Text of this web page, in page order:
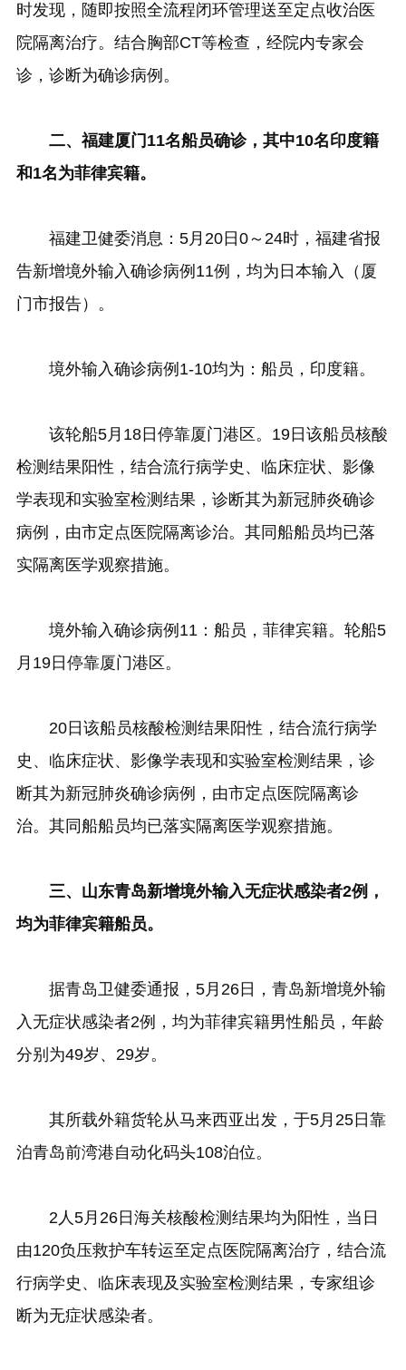
时发现，随即按照全流程闭环管理送至定点收治医
院隔离治疗。结合胸部CT等检查，经院内专家会
诊，诊断为确诊病例。
二、福建厦门11名船员确诊，其中10名印度籍
和1名为菲律宾籍。
福建卫健委消息：5月20日0～24时，福建省报
告新增境外输入确诊病例11例，均为日本输入（厦
门市报告）。
境外输入确诊病例1-10均为：船员，印度籍。
该轮船5月18日停靠厦门港区。19日该船员核酸
检测结果阳性，结合流行病学史、临床症状、影像
学表现和实验室检测结果，诊断其为新冠肺炎确诊
病例，由市定点医院隔离诊治。其同船船员均已落
实隔离医学观察措施。
境外输入确诊病例11：船员，菲律宾籍。轮船5
月19日停靠厦门港区。
20日该船员核酸检测结果阳性，结合流行病学
史、临床症状、影像学表现和实验室检测结果，诊
断其为新冠肺炎确诊病例，由市定点医院隔离诊
治。其同船船员均已落实隔离医学观察措施。
三、山东青岛新增境外输入无症状感染者2例，
均为菲律宾籍船员。
据青岛卫健委通报，5月26日，青岛新增境外输
入无症状感染者2例，均为菲律宾籍男性船员，年龄
分别为49岁、29岁。
其所载外籍货轮从马来西亚出发，于5月25日靠
泊青岛前湾港自动化码头108泊位。
2人5月26日海关核酸检测结果均为阳性，当日
由120负压救护车转运至定点医院隔离治疗，结合流
行病学史、临床表现及实验室检测结果，专家组诊
断为无症状感染者。